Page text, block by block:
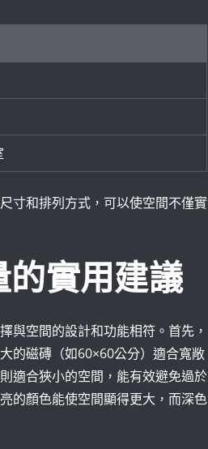
寸和排列方式，可以使空間不僅實
的實用建議
與空間的設計和功能相符。首先，
的磁磚（如60×60公分）適合寬敞
適合狹小的空間，能有效避免過於
的顏色能使空間顯得更大，而深色